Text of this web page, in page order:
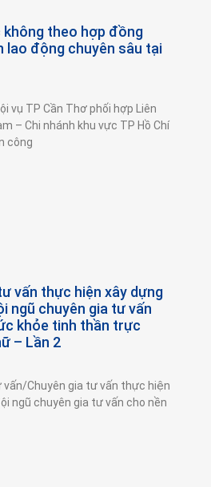
không theo hợp đồng
lao động chuyên sâu tại
vụ TP Cần Thơ phối hợp Liên
– Chi nhánh khu vực TP Hồ Chí
công
vấn thực hiện xây dựng
ngũ chuyên gia tư vấn
khỏe tinh thần trực
– Lần 2
vấn/Chuyên gia tư vấn thực hiện
ngũ chuyên gia tư vấn cho nền